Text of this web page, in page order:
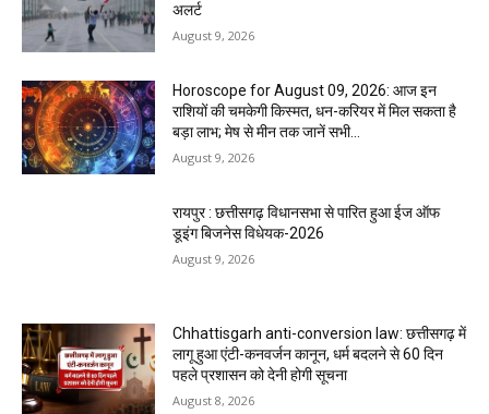
अलर्ट
August 9, 2026
Horoscope for August 09, 2026: आज इन
राशियों की चमकेगी किस्मत, धन-करियर में मिल सकता है
बड़ा लाभ; मेष से मीन तक जानें सभी...
August 9, 2026
रायपुर : छत्तीसगढ़ विधानसभा से पारित हुआ ईज ऑफ
डूइंग बिजनेस विधेयक-2026
August 9, 2026
Chhattisgarh anti-conversion law: छत्तीसगढ़ में
लागू हुआ एंटी-कनवर्जन कानून, धर्म बदलने से 60 दिन
पहले प्रशासन को देनी होगी सूचना
August 8, 2026